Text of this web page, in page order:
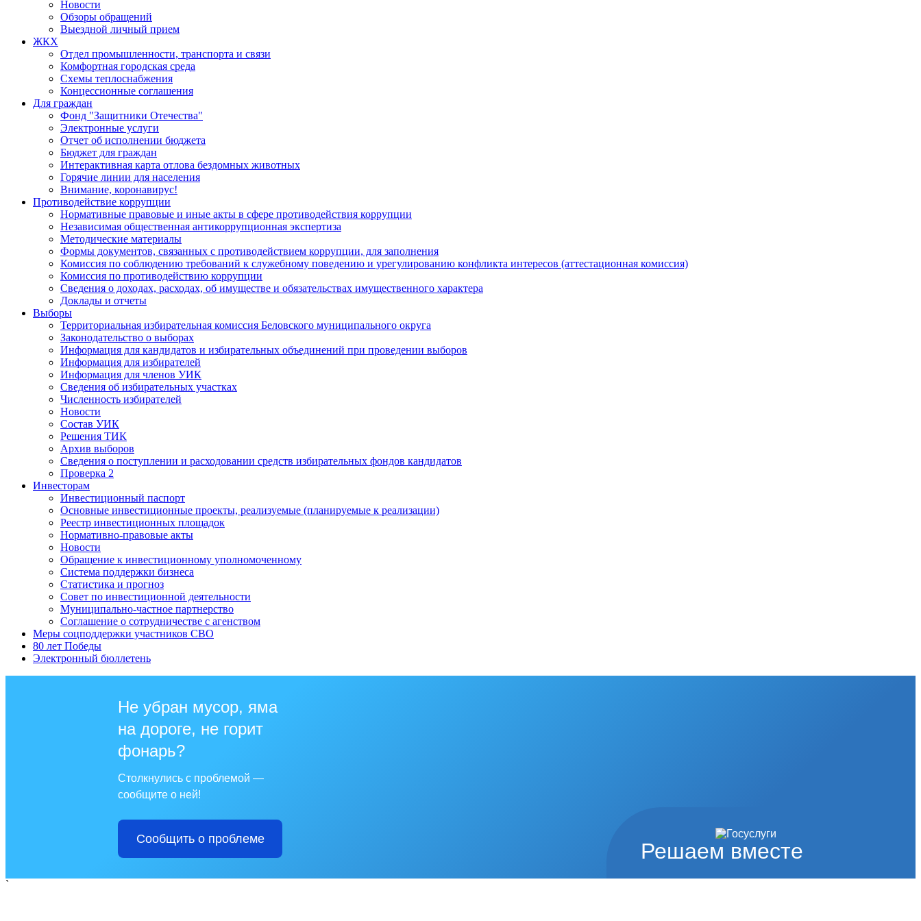
Новости
Обзоры обращений
Выездной личный прием
ЖКХ
Отдел промышленности, транспорта и связи
Комфортная городская среда
Схемы теплоснабжения
Концессионные соглашения
Для граждан
Фонд "Защитники Отечества"
Электронные услуги
Отчет об исполнении бюджета
Бюджет для граждан
Интерактивная карта отлова бездомных животных
Горячие линии для населения
Внимание, коронавирус!
Противодействие коррупции
Нормативные правовые и иные акты в сфере противодействия коррупции
Независимая общественная антикоррупционная экспертиза
Методические материалы
Формы документов, связанных с противодействием коррупции, для заполнения
Комиссия по соблюдению требований к служебному поведению и урегулированию конфликта интересов (аттестационная комиссия)
Комиссия по противодействию коррупции
Сведения о доходах, расходах, об имуществе и обязательствах имущественного характера
Доклады и отчеты
Выборы
Территориальная избирательная комиссия Беловского муниципального округа
Законодательство о выборах
Информация для кандидатов и избирательных объединений при проведении выборов
Информация для избирателей
Информация для членов УИК
Сведения об избирательных участках
Численность избирателей
Новости
Состав УИК
Решения ТИК
Архив выборов
Сведения о поступлении и расходовании средств избирательных фондов кандидатов
Проверка 2
Инвесторам
Инвестиционный паспорт
Основные инвестиционные проекты, реализуемые (планируемые к реализации)
Реестр инвестиционных площадок
Нормативно-правовые акты
Новости
Обращение к инвестиционному уполномоченному
Система поддержки бизнеса
Статистика и прогноз
Совет по инвестиционной деятельности
Муниципально-частное партнерство
Соглашение о сотрудничестве с агенством
Меры соцподдержки участников СВО
80 лет Победы
Электронный бюллетень
Решаем вместе
Не убран мусор, яма
на дороге, не горит
фонарь?
Столкнулись с проблемой —
сообщите о ней!
Сообщить о проблеме
`